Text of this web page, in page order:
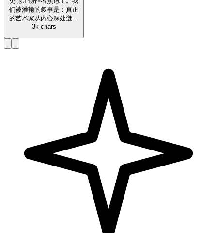
们被灌输的叙事是：真正
的艺术家从内心深处迸…
3k chars